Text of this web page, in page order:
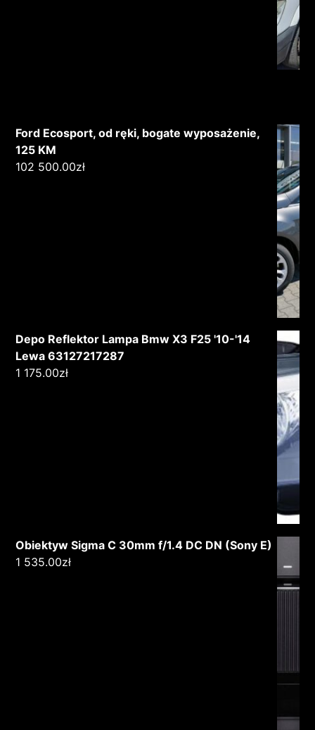
Ford Ecosport, od ręki, bogate wyposażenie,
125 KM
102 500.00zł
Depo Reflektor Lampa Bmw X3 F25 '10-'14
Lewa 63127217287
1 175.00zł
Obiektyw Sigma C 30mm f/1.4 DC DN (Sony E)
1 535.00zł